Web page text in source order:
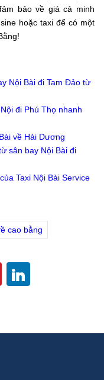
bảo về giá cả minh
hoặc taxi để có một
Nội Bài đi Tam Đảo từ
đi Phú Thọ nhanh
về Hải Dương
sân bay Nội Bài đi
Taxi Nội Bài Service
cao bằng